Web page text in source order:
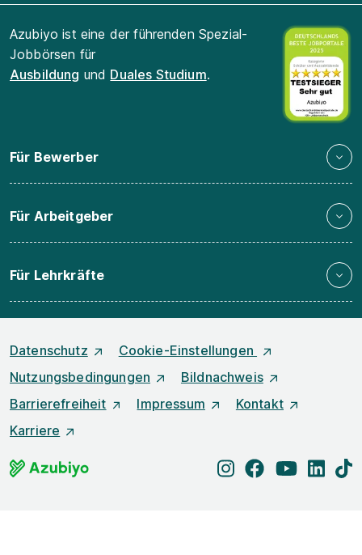
Azubiyo ist eine der führenden Spezial-
Jobbörsen für
Ausbildung und Duales Studium.
Für Bewerber
Für Arbeitgeber
Für Lehrkräfte
Datenschutz
Cookie-Einstellungen
Nutzungsbedingungen
Bildnachweis
Barrierefreiheit
Impressum
Kontakt
Karriere
instagram
facebookyoutube